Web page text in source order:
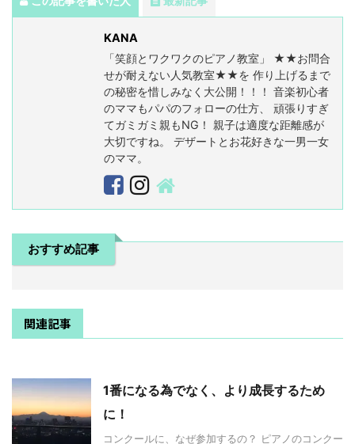
KANA
「笑顔とワクワクのピアノ教室」 ★★お問合
せが耐えない人気教室★★を 作り上げるまで
の秘密を惜しみなく大公開！！！ 音楽初心者
のママもパパのフォローの仕方、 頑張りすぎ
てガミガミ親もNG！ 親子は適度な距離感が
大切ですね。 デザートとお花好きな一男一女
のママ。
おすすめ記事
関連記事
1番になる為でなく、より成長するため
に！
コンクールに、なぜ参加するの？ ピアノのコンクー